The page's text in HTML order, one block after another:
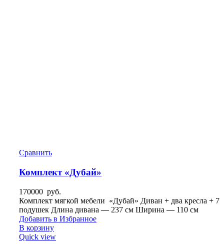
Сравнить
Комплект «Дубай»
170000 руб.
Комплект мягкой мебели «Дубай» Диван + два кресла + 7
подушек Длина дивана — 237 см Ширина — 110 см
Добавить в Избранное
В корзину
Quick view